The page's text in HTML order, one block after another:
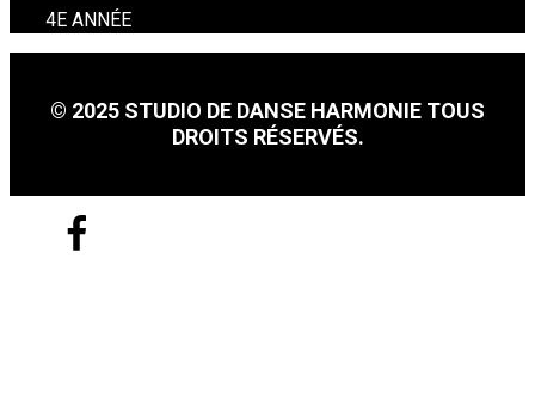
4E ANNÉE
© 2025 STUDIO DE DANSE HARMONIE TOUS
DROITS RÉSERVÉS.